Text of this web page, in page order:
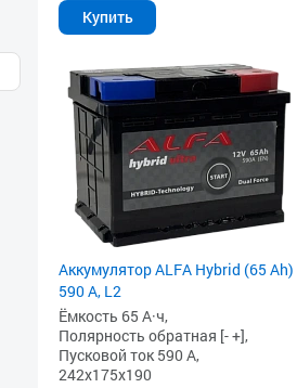
Купить
Аккумулятор ALFA Hybrid (65 Ah)
590 А, L2
Ёмкость 65 А·ч,
Полярность обратная [- +],
Пусковой ток 590 А,
242x175x190